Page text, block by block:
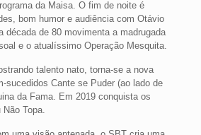
da Maisa. O fim de noite é
bom humor e audiência com Otávio
década de 80 movimenta a madrugada
e o atualíssimo Operação Mesquita.
talento nato, torna-se a nova
sucedidos Cante se Puder (ao lado de
da Fama. Em 2019 conquista os
Topa.